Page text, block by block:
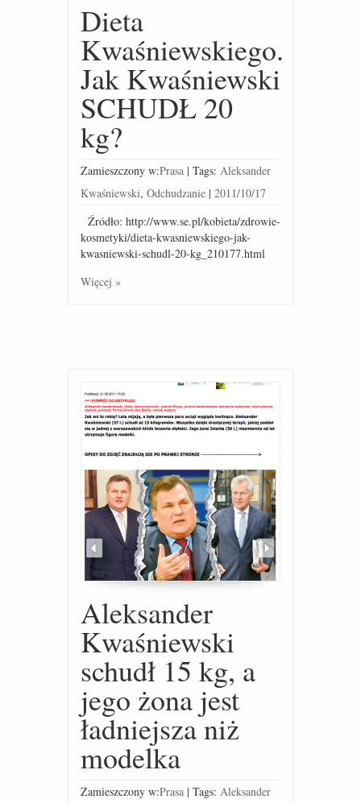
Dieta
Kwaśniewskiego.
Jak Kwaśniewski
SCHUDŁ 20
kg?
Zamieszczony w:Prasa | Tags: Aleksander
Kwaśniewski, Odchudzanie | 2011/10/17
Źródło: http://www.se.pl/kobieta/zdrowie-
kosmetyki/dieta-kwasniewskiego-jak-
kwasniewski-schudl-20-kg_210177.html
Więcej »
Aleksander
Kwaśniewski
schudł 15 kg, a
jego żona jest
ładniejsza niż
modelka
Zamieszczony w:Prasa | Tags: Aleksander